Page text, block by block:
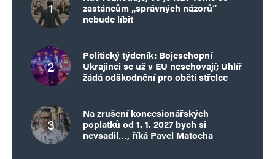
zastáncům „správných názorů“
nebude líbit
Politický týdeník: Bojeschopní
Ukrajinci se už v EU neschovají; Uhlíř
žádá odškodnění pro oběti střelce
Na zrušení koncesionářských
poplatků od 1. 1. 2027 bych si
nevsadil…, říká Pavel Matocha